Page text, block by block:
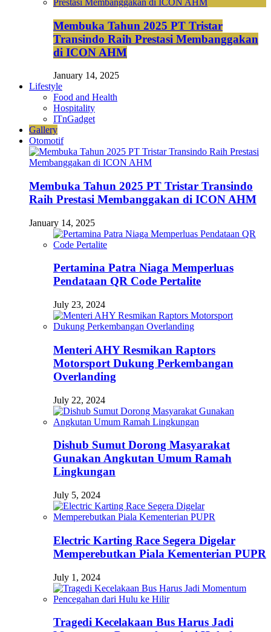
Membuka Tahun 2025 PT Tristar
Transindo Raih Prestasi Membanggakan
di ICON AHM
January 14, 2025
Lifestyle
Food and Health
Hospitality
ITnGadget
Gallery
Otomotif
Membuka Tahun 2025 PT Tristar Transindo
Raih Prestasi Membanggakan di ICON AHM
January 14, 2025
Pertamina Patra Niaga Memperluas
Pendataan QR Code Pertalite
July 23, 2024
Menteri AHY Resmikan Raptors
Motorsport Dukung Perkembangan
Overlanding
July 22, 2024
Dishub Sumut Dorong Masyarakat
Gunakan Angkutan Umum Ramah
Lingkungan
July 5, 2024
Electric Karting Race Segera Digelar
Memperebutkan Piala Kementerian PUPR
July 1, 2024
Tragedi Kecelakaan Bus Harus Jadi